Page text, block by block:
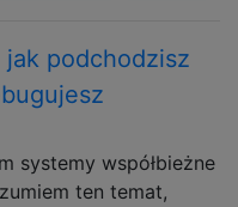
jak podchodzisz
systemy współbieżne
ten temat,